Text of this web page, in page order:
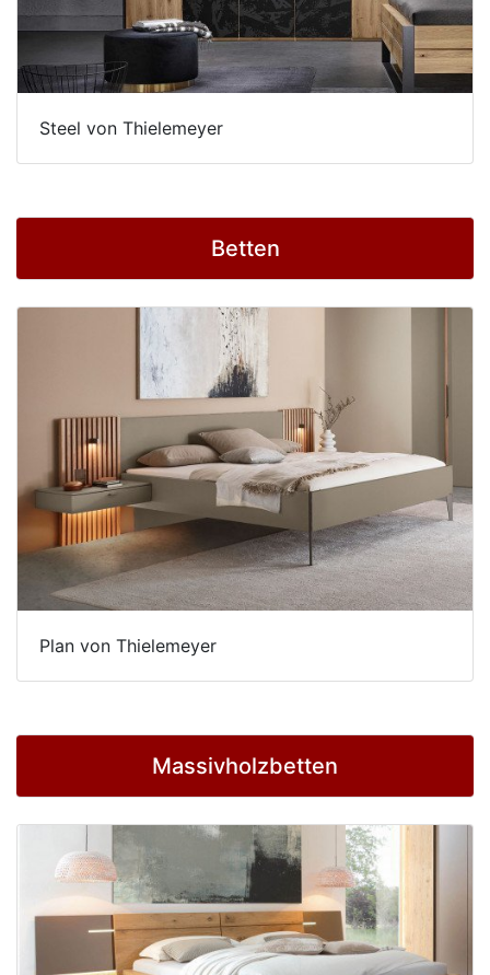
Steel von Thielemeyer
Betten
Plan von Thielemeyer
Massivholzbetten